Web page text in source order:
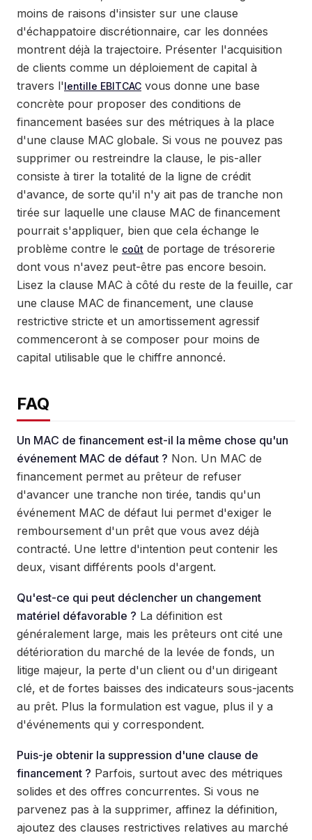
moins de raisons d'insister sur une clause
d'échappatoire discrétionnaire, car les données
montrent déjà la trajectoire. Présenter l'acquisition
de clients comme un déploiement de capital à
travers l'lentille EBITCAC vous donne une base
concrète pour proposer des conditions de
financement basées sur des métriques à la place
d'une clause MAC globale. Si vous ne pouvez pas
supprimer ou restreindre la clause, le pis-aller
consiste à tirer la totalité de la ligne de crédit
d'avance, de sorte qu'il n'y ait pas de tranche non
tirée sur laquelle une clause MAC de financement
pourrait s'appliquer, bien que cela échange le
problème contre le coût de portage de trésorerie
dont vous n'avez peut-être pas encore besoin.
Lisez la clause MAC à côté du reste de la feuille, car
une clause MAC de financement, une clause
restrictive stricte et un amortissement agressif
commenceront à se composer pour moins de
capital utilisable que le chiffre annoncé.
FAQ
Un MAC de financement est-il la même chose qu'un
événement MAC de défaut ? Non. Un MAC de
financement permet au prêteur de refuser
d'avancer une tranche non tirée, tandis qu'un
événement MAC de défaut lui permet d'exiger le
remboursement d'un prêt que vous avez déjà
contracté. Une lettre d'intention peut contenir les
deux, visant différents pools d'argent.
Qu'est-ce qui peut déclencher un changement
matériel défavorable ? La définition est
généralement large, mais les prêteurs ont cité une
détérioration du marché de la levée de fonds, un
litige majeur, la perte d'un client ou d'un dirigeant
clé, et de fortes baisses des indicateurs sous-jacents
au prêt. Plus la formulation est vague, plus il y a
d'événements qui y correspondent.
Puis-je obtenir la suppression d'une clause de
financement ? Parfois, surtout avec des métriques
solides et des offres concurrentes. Si vous ne
parvenez pas à la supprimer, affinez la définition,
ajoutez des clauses restrictives relatives au marché